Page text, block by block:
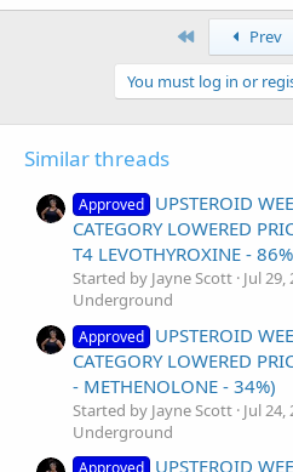
First Prev
You must log in or
Similar threads
Approved UPSTEROID
CATEGORY LOWERED
T4 LEVOTHYROXINE -
Started by Jayne Scott Jul 29,
Underground
Approved UPSTEROID
CATEGORY LOWERED
- METHENOLONE - 34%)
Started by Jayne Scott Jul 24,
Underground
Approved UPSTEROID